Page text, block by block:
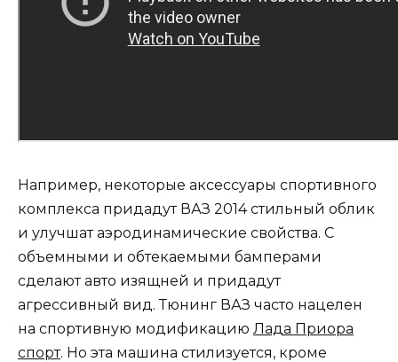
Например, некоторые аксессуары спортивного
комплекса придадут ВАЗ 2014 стильный облик
и улучшат аэродинамические свойства. С
объемными и обтекаемыми бамперами
сделают авто изящней и придадут
агрессивный вид. Тюнинг ВАЗ часто нацелен
на спортивную модификацию Лада Приора
спорт. Но эта машина стилизуется, кроме